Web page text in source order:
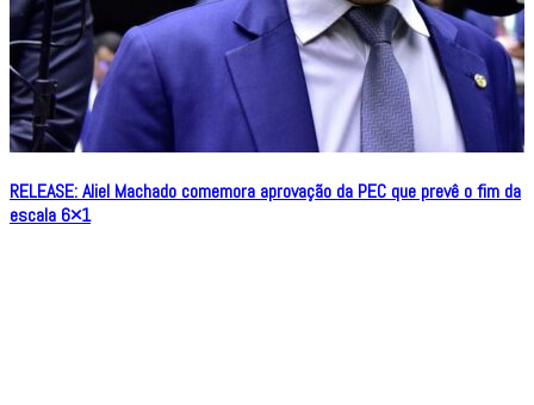
RELEASE: Aliel Machado comemora aprovação da PEC que prevê o fim da
escala 6×1